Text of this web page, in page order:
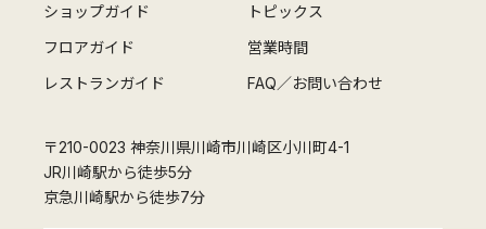
ショップガイド
トピックス
フロアガイド
営業時間
レストランガイド
FAQ／お問い合わせ
〒210-0023 神奈川県川崎市川崎区小川町4-1
JR川崎駅から徒歩5分
京急川崎駅から徒歩7分